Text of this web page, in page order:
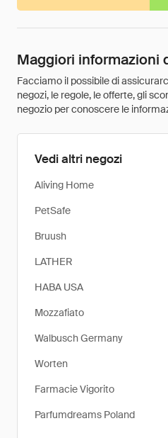
Maggiori informazioni
Facciamo il possibile di
negozi, le regole, le offerte, gli
negozio per conoscere le
Vedi altri negozi
Aliving Home
PetSafe
Bruush
LATHER
HABA USA
Mozzafiato
Walbusch Germany
Worten
Farmacie Vigorito
Parfumdreams Poland